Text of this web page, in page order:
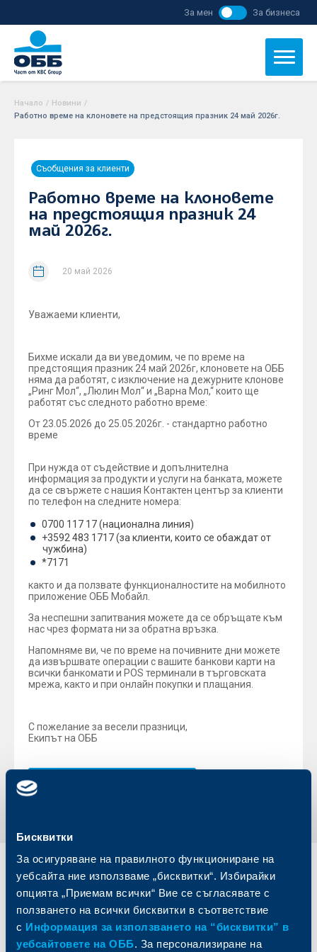
Бисквитки
За осигуряване на правилното функциониране на
уебсайта ние използваме „бисквитки“. Избирайки
опцията „Приемам всички“ Вие се съгласявате с
ползването на всички бисквитки в съответствие
с Информация за използването на “бисквитки” в
уебсайтовете на ОББ. За персонализиране на
За мен За бизнеса
Начало / Новини /
Работно време на клоновете на предстоящия празник 24 май 2026г.
Съобщения за клиенти
Работно време на клоновете
на предстоящия празник 24
май 2026г.
20 май 2026
Уважаеми клиенти,
Бихме искали да ви уведомим, че по време на
предстоящия празник 24 май 2026г, клоновете на ОББ
няма да работят, с изключение на дежурните клонове
„Ринг Мол“, „Люлин Мол“ и „Варна Мол,“ които ще
работят със следното работно време:
От 23.05.2026 до 25.05.2026г. - стандартно работно
време
При нужда от съдействие и допълнителна
информация за продукти и услуги на банката, можете
да се свържете с нашия Контактен център за клиенти
по телефон на следните номера:
0700 117 17 (национална линия)
+3592 483 1717 (за клиенти, които се обаждат от
чужбина)
*7171
както и да ползвате функционалностите на мобилното
приложение ОББ Мобайл.
За неспешни запитвания можете да се обръщате към
нас чрез формата ни за обратна връзка.
Напомняме ви, че по време на почивните дни можете
да извършвате операции с вашите банкови карти на
всички банкомати и POS терминали в търговската
мрежа, както и при онлайн покупки и плащания.
С пожелание за весели празници,
Екипът на ОББ
Индивидуални
клиенти
Карти
Бизнес
клиенти
Кредитиране